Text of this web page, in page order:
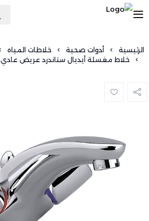
الرئيسية أدوات صحية خلاطات المياه
خلاط مغسلة أيديال ستاندرد عريض عادي